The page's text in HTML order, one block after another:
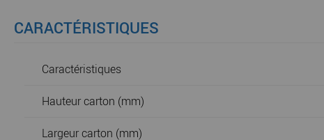
CARACTÉRISTIQUES
Caractéristiques
Hauteur carton (mm)
Largeur carton (mm)